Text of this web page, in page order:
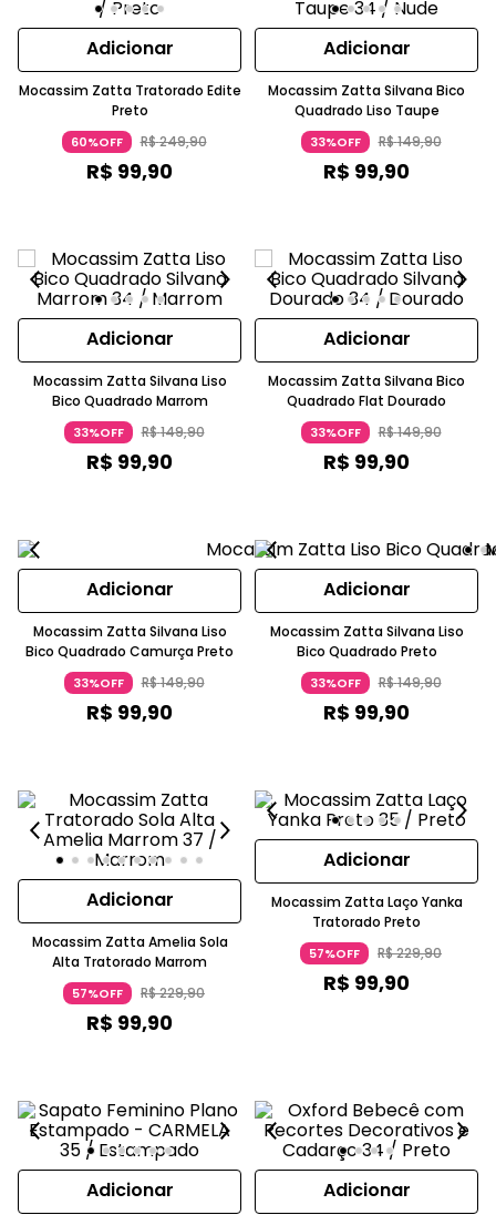
Adicionar
Mocassim Zatta Tratorado Edite
Preto
60%OFF R$249,90
R$ 99,90
Adicionar
Mocassim Zatta Silvana Bico
Quadrado Liso Taupe
33%OFF R$149,90
R$ 99,90
Adicionar
Mocassim Zatta Silvana Liso
Bico Quadrado Marrom
33%OFF R$149,90
R$ 99,90
Adicionar
Mocassim Zatta Silvana Bico
Quadrado Flat Dourado
33%OFF R$149,90
R$ 99,90
Adicionar
Mocassim Zatta Silvana Liso
Bico Quadrado Camurça Preto
33%OFF R$149,90
R$ 99,90
Adicionar
Mocassim Zatta Silvana Liso
Bico Quadrado Preto
33%OFF R$149,90
R$ 99,90
Adicionar
Mocassim Zatta Amelia Sola
Alta Tratorado Marrom
57%OFF R$229,90
R$ 99,90
Adicionar
Mocassim Zatta Laço Yanka
Tratorado Preto
57%OFF R$229,90
R$ 99,90
Adicionar Adicionar